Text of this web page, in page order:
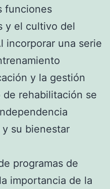
funciones
y el cultivo del
incorporar una serie
y la gestión
rehabilitación se
su bienestar
programas de
importancia de la